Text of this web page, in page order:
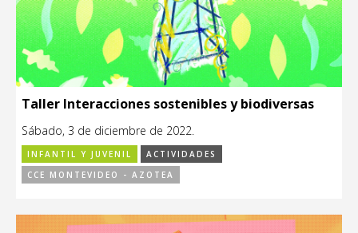
Taller Interacciones sostenibles y biodiversas
Sábado, 3 de diciembre de 2022.
INFANTIL Y JUVENIL
ACTIVIDADES
CCE MONTEVIDEO - AZOTEA